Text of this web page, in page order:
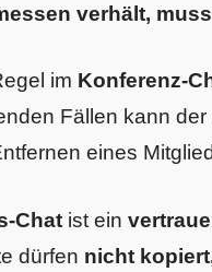
verhält,
im Konferenz-
Fällen kann
eines
Chatist ein
dürfen nicht